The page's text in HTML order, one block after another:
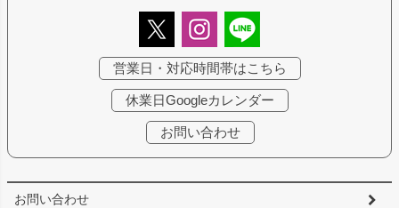
お問い合わせ
営業日・対応時間帯はこちら
休業日Googleカレンダー
お問い合わせ